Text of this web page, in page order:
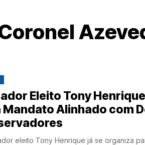
Eleito Tony
Mandato Alinhado com
eleito Tony Henrique já se organiza